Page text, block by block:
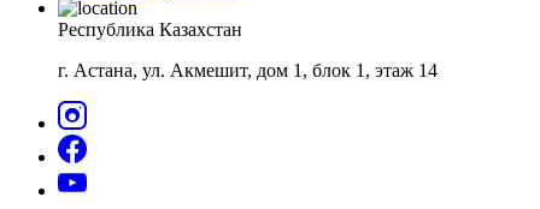
Республика Казахстан
г. Астана, ул. Акмешит, дом 1, блок 1, этаж 14